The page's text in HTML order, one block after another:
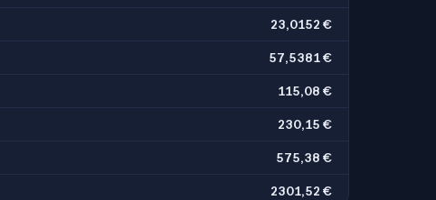
23,0152 €
57,5381 €
115,08 €
230,15 €
575,38 €
2301,52 €